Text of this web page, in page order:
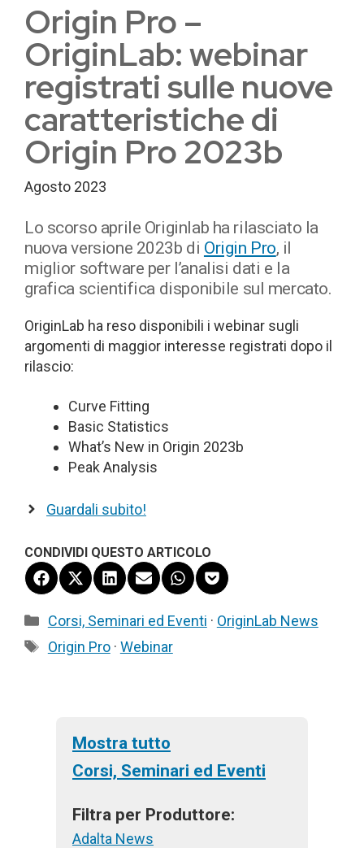
Origin Pro –
OriginLab: webinar
registrati sulle nuove
caratteristiche di
Origin Pro 2023b
Agosto 2023
Lo scorso aprile Originlab ha rilasciato la
nuova versione 2023b di Origin Pro, il
miglior software per l’analisi dati e la
grafica scientifica disponibile sul mercato.
OriginLab ha reso disponibili i webinar sugli
argomenti di maggior interesse registrati dopo il
rilascio:
Curve Fitting
Basic Statistics
What’s New in Origin 2023b
Peak Analysis
Guardali subito!
CONDIVIDI QUESTO ARTICOLO
Share
on
Facebook
Share
on
X
(Twitter)
Share
on
LinkedIn
Share
on
Email
Share
on
WhatsApp
Share
on
Pocket
Categorie
Corsi, Seminari ed Eventi · OriginLab News
Tag
Origin Pro· Webinar
Mostra tutto
Corsi, Seminari ed Eventi
Filtra per Produttore:
Adalta News